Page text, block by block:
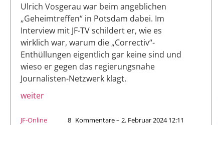
Ulrich Vosgerau war beim angeblichen
„Geheimtreffen“ in Potsdam dabei. Im
Interview mit JF-TV schildert er, wie es
wirklich war, warum die „Correctiv“-
Enthüllungen eigentlich gar keine sind und
wieso er gegen das regierungsnahe
Journalisten-Netzwerk klagt.
weiter
JF-Online 8 Kommentare – 2. Februar 2024 12:11